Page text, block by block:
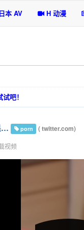
本 AV H 动漫
吧！
… porn (twitter.com)
视频